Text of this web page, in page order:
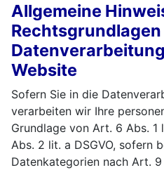
Allgemeine
Website
Sofern Sie in die
verarbeiten wir Ihre
Grundlage von Art. 6 Abs. 1
Abs. 2 lit. a DSGVO, sofern
Datenkategorien nach Art.